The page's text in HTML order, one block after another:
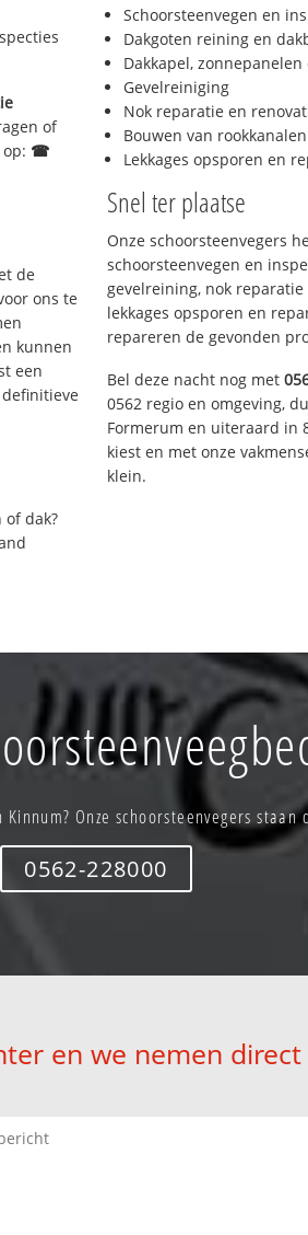
of
☎
de
ons te
kunnen
een
dak?
Schoorsteenvegen en
Dakgoten reining en
Dakkapel,
Gevelreiniging
Nok reparatie en
Bouwen van rookkanalen
Lekkages opsporen en
Snel ter plaatse
Onze schoorsteenvegers
schoorsteenvegen en
gevelreining, nok
lekkages opsporen en
repareren de gevonden
Bel deze nacht nog met
0562 regio en omgeving,
Formerum en uiteraard in
kiest en met onze
klein.
Onze schoorsteenvegers
0562-228000
en we nemen